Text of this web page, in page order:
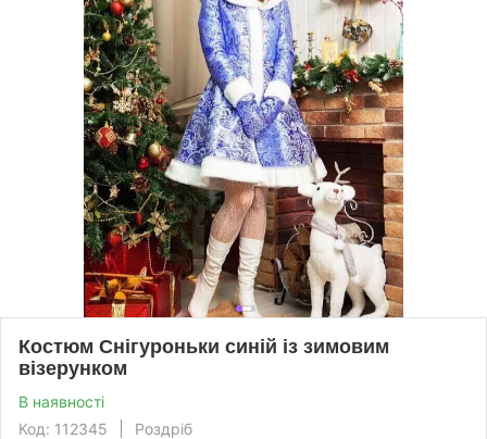
Костюм Снігуроньки синій із зимовим
візерунком
В наявності
Код: 112345
Роздріб